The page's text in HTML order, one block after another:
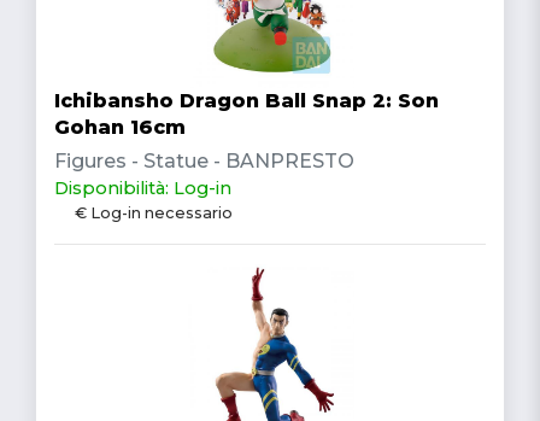
Ichibansho Dragon Ball Snap 2: Son
Gohan 16cm
Figures - Statue - BANPRESTO
Disponibilità: Log-in
€ Log-in necessario